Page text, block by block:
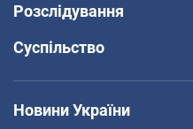
Розслідування
Суспільство
Новини України